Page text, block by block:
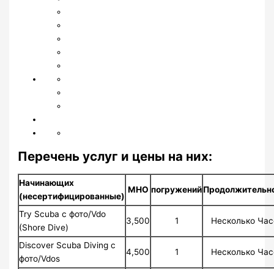
Перечень услуг и цены на них:
Начинающих
(несертифицированные)
МНО погружений
Try Scuba с фото/Vdo
(Shore Dive)
3,500 1 Несколько
Discover Scuba Diving с
фото/Vdos
4,500 1 Несколько